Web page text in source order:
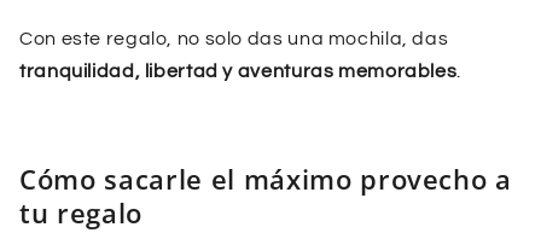
Con este regalo, no solo das una mochila, das
tranquilidad, libertad y aventuras memorables.
Cómo sacarle el máximo provecho a
tu regalo